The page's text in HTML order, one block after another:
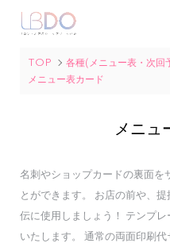
TOP
各種(メニュー表・次
メニュー表カード
メニュ
名刺やショップカードの裏面を
とができます。 お店の前や、
伝に使用しましょう！ テンプ
いたします。 通常の両面印刷